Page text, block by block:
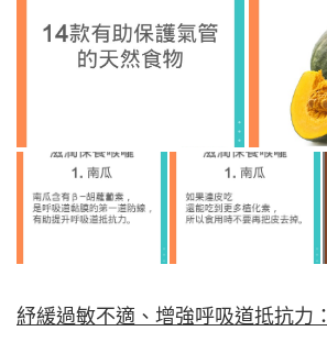
紓緩過敏不適、增強呼吸道抵抗力：